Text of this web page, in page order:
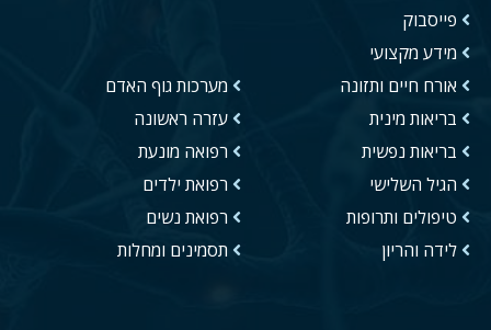
פייסבוק
מידע מקצועי
אורח חיים ותזונה
בריאות מינית
בריאות נפשית
הגיל השלישי
טיפולים ותרופות
לידה והריון
מערכות גוף האדם
עזרה ראשונה
רפואה מונעת
רפואת ילדים
רפואת נשים
תסמינים ומחלות